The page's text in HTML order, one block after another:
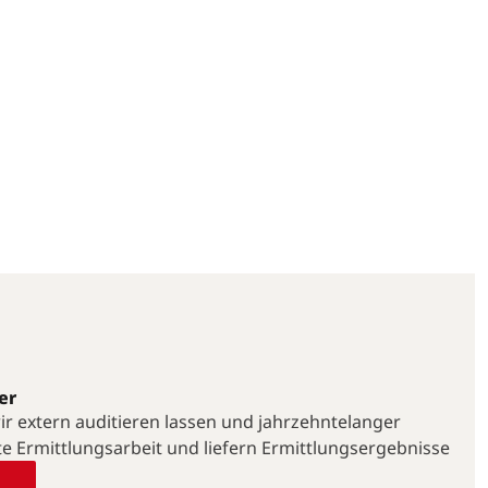
extern auditieren lassen und jahrzehntelanger
Ermittlungsarbeit und liefern Ermittlungsergebnisse